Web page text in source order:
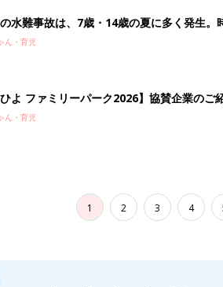
水難事故は、7歳・14歳の夏に多く発生
専門家】
ん・育児
ひよ ファミリーパーク2026】協賛企業のご
ん・育児
1 2 3 4